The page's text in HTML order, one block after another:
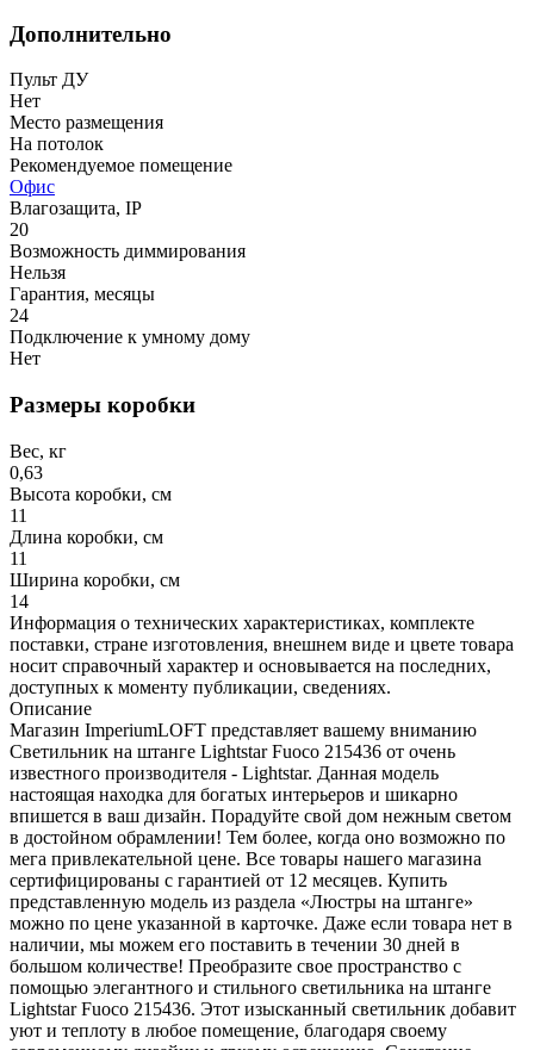
Дополнительно
Пульт ДУ
Нет
Место размещения
На потолок
Рекомендуемое помещение
Офис
Влагозащита, IP
20
Возможность диммирования
Нельзя
Гарантия, месяцы
24
Подключение к умному дому
Нет
Размеры коробки
Вес, кг
0,63
Высота коробки, см
11
Длина коробки, см
11
Ширина коробки, см
14
Информация о технических характеристиках, комплекте
поставки, стране изготовления, внешнем виде и цвете товара
носит справочный характер и основывается на последних,
доступных к моменту публикации, сведениях.
Описание
Магазин ImperiumLOFT представляет вашему вниманию
Светильник на штанге Lightstar Fuoco 215436 от очень
известного производителя - Lightstar. Данная модель
настоящая находка для богатых интерьеров и шикарно
впишется в ваш дизайн. Порадуйте свой дом нежным светом
в достойном обрамлении! Тем более, когда оно возможно по
мега привлекательной цене. Все товары нашего магазина
сертифицированы с гарантией от 12 месяцев. Купить
представленную модель из раздела «Люстры на штанге»
можно по цене указанной в карточке. Даже если товара нет в
наличии, мы можем его поставить в течении 30 дней в
большом количестве! Преобразите свое пространство с
помощью элегантного и стильного светильника на штанге
Lightstar Fuoco 215436. Этот изысканный светильник добавит
уют и теплоту в любое помещение, благодаря своему